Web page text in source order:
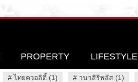
PROPERTY LIFESTYLE
#ไทยควอลิตี้ (1) # วนาสิริพลัส (1)